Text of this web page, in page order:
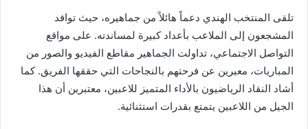
تلقى المنتخب الهندي دعماً هائلاً من جماهيره، حيث توافد
المشجعون إلى الملاعب بأعداد كبيرة لمساندته. على مواقع
التواصل الاجتماعي، تداولت الجماهير مقاطع الفيديو والصور من
المباريات، معبرين عن فرحتهم بالنجاحات التي حققها الفريق. كما
أشاد النقاد الرياضيون بالأداء المتميز للاعبين، معتبرين أن هذا
الجيل من اللاعبين يتمتع بقدرات استثنائية.